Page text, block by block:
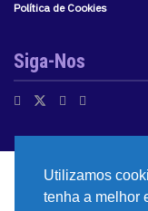
Política de Cookies
Siga-Nos
Utilizamos
tenha a melhor